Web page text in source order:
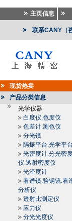
主页信息
联系CANY（
现货热卖
产品分类信息
光学仪器
白度仪.色度仪
色差计.测色仪
分光镜
隔振平台.光学平台
光密度计.分光密
仪.透射密度仪
光泽度计
看谱镜.验钢镜.看
分析仪
透射比测定仪
应力仪
分光光度仪